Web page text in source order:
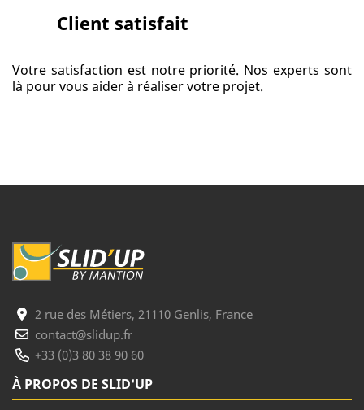
Client satisfait
Votre satisfaction est notre priorité. Nos experts sont
là pour vous aider à réaliser votre projet.
2 rue des Métiers, 21110 Genlis, France
contact@slidup.fr
+33 (0)3 80 38 90 60
À PROPOS DE SLID'UP